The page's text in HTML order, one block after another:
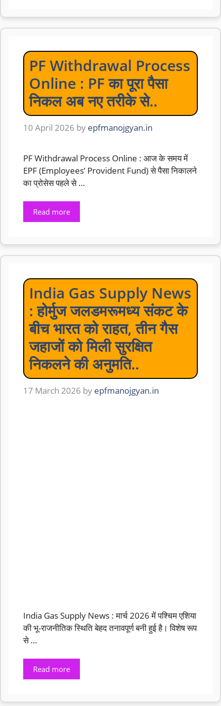
PF Withdrawal Process
Online : PF का पूरा पैसा
निकल अब नए तरीके से..
10 April 2026 by epfmanojgyan.in
PF Withdrawal Process Online : आज के समय में
EPF (Employees’ Provident Fund) से पैसा निकालने
का प्रोसेस पहले से …
Read more
India Gas Supply News
: होर्मुज जलडमरूमध्य संकट के
बीच भारत को राहत, तीन गैस
जहाजों को मिली सुरक्षित
निकलने की अनुमति..
17 March 2026 by epfmanojgyan.in
India Gas Supply News : मार्च 2026 में पश्चिम एशिया
की भू-राजनीतिक स्थिति बेहद तनावपूर्ण बनी हुई है। विशेष रूप
से …
Read more